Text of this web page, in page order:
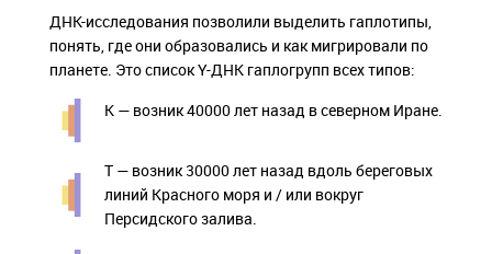
ДНК-исследования позволили выделить гаплотипы,
понять, где они образовались и как мигрировали по
планете. Это список Y-ДНК гаплогрупп всех типов:
К — возник 40000 лет назад в северном Иране.
Т — возник 30000 лет назад вдоль береговых
линий Красного моря и / или вокруг
Персидского залива.